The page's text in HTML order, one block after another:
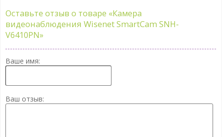
Оставьте отзыв о товаре «Камера
видеонаблюдения Wisenet SmartCam SNH-
V6410PN»
Ваше имя:
Ваш отзыв: